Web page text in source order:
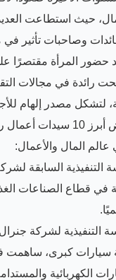
حيث استطاعت
وصاحبات تأثير
حضور المرأة مقتصرًا
رائدة في مجالات
لتشكل مصدر إلهام
فيما يلي نستعرض أبرز 10
المال والأعمال:
التنفيذية السابقة
في قطاع الصناعات
التنفيذية لشركة
سيارات كبرى، ساهمت
الكهربائية